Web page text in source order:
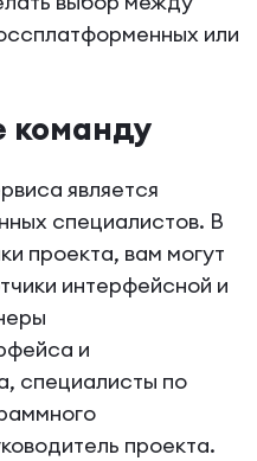
или
команду
является
специалистов. В
проекта, вам могут
интерфейсной и
и
специалисты по
проекта.